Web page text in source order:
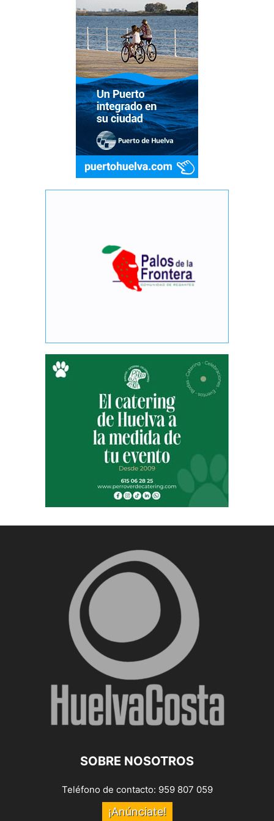
SOBRE NOSOTROS
Teléfono de contacto: 959 807 059
¡Anúnciate!